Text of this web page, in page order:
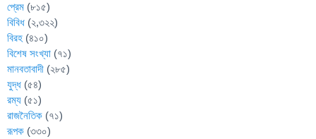
প্রেম (৮১৫)
বিবিধ (২,৩২২)
বিরহ (৪১০)
বিশেষ সংখ্যা (৭১)
মানবতাবাদী (২৮৫)
যুদ্ধ (৫৪)
রম্য (৫১)
রাজনৈতিক (৭১)
রূপক (৩৩০)